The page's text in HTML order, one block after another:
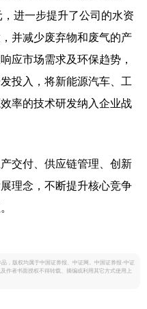
进一步提升了公司的水资
并减少废弃物和废气的产
应市场需求及环保趋势，
投入，将新能源汽车、工
率的技术研发纳入企业战
付、供应链管理、创新
理念，不断提升核心竞争
，版权均属于中国证券报、中证网。中国证券报·中证
作者书面授权不得转载、摘编或利用其它方式使用上